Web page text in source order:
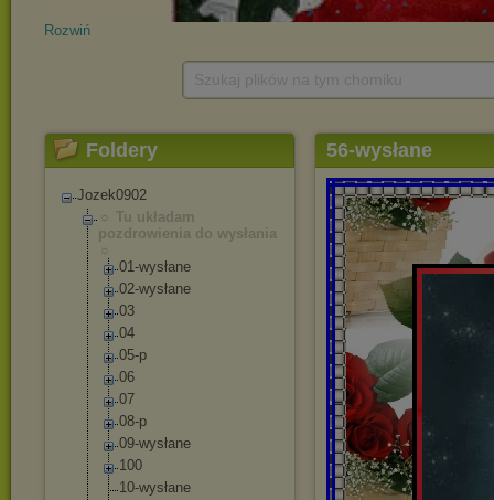
Rozwiń
Foldery
Jozek0902
☼ Tu układam
pozdrowienia do wysłania
☼
01-wysłane
02-wysłane
03
04
05-p
06
07
08-p
09-wysłane
100
10-wysłane
56-wysłane